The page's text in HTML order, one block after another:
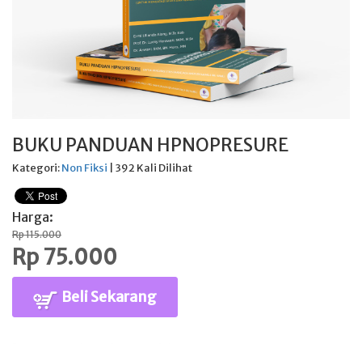
BUKU PANDUAN HPNOPRESURE
Kategori:Non Fiksi | 392 Kali Dilihat
Harga:
Rp 115.000
Rp 75.000
Beli Sekarang